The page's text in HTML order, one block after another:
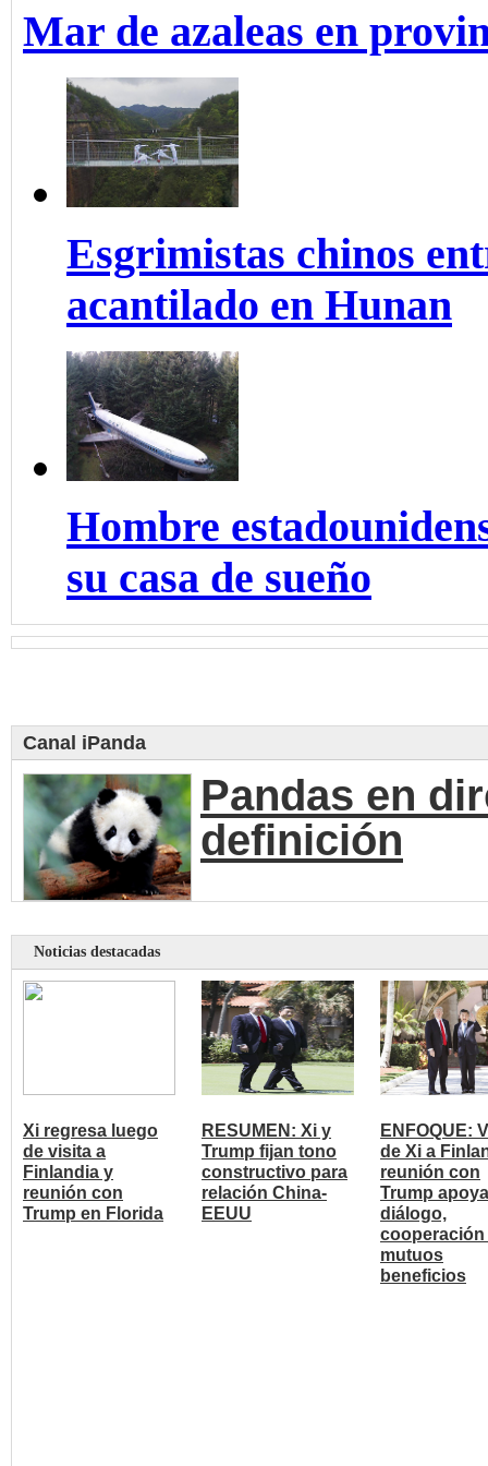
Mar de azaleas en
Esgrimistas chinos
acantilado en Hunan
Hombre
su casa de sueño
Canal iPanda
Pandas en
definición
Noticias destacadas
Xi regresa luego
de visita a
Finlandia y
reunión con
Trump en Florida
RESUMEN: Xi y
Trump fijan tono
constructivo para
relación China-
EEUU
ENFOQUE:
de Xi a
reunión con
Trump
diálogo,
cooperación
mutuos
beneficios